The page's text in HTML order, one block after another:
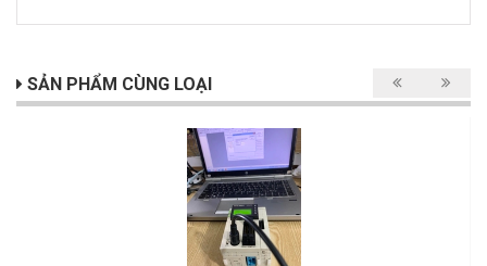
SẢN PHẨM CÙNG LOẠI